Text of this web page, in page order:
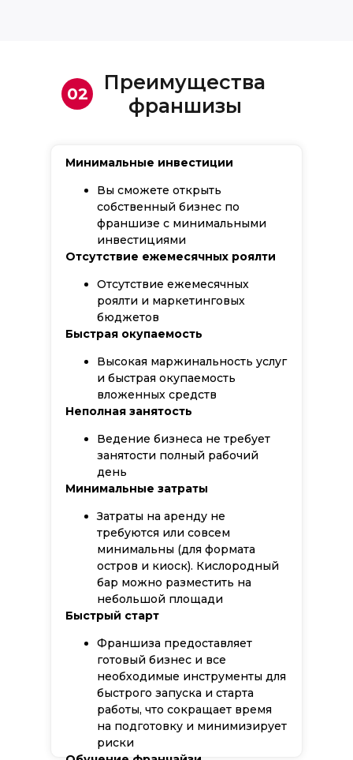
Преимущества
франшизы
02
Минимальные инвестиции
Вы сможете открыть
собственный бизнес по
франшизе с минимальными
инвестициями
Отсутствие ежемесячных роялти
Отсутствие ежемесячных
роялти и маркетинговых
бюджетов
Быстрая окупаемость
Высокая маржинальность услуг
и быстрая окупаемость
вложенных средств
Неполная занятость
Ведение бизнеса не требует
занятости полный рабочий
день
Минимальные затраты
Затраты на аренду не
требуются или совсем
минимальны (для формата
остров и киоск). Кислородный
бар можно разместить на
небольшой площади
Быстрый старт
Франшиза предоставляет
готовый бизнес и все
необходимые инструменты для
быстрого запуска и старта
работы, что сокращает время
на подготовку и минимизирует
риски